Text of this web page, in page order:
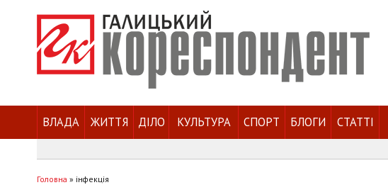
ВЛАДА ЖИТТЯ ДІЛО КУЛЬТУРА СПОРТ БЛОГИ СТАТТІ
Головна » інфекція